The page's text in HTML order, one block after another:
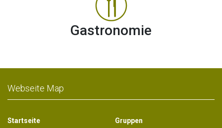
Gastronomie
Webseite Map
Startseite
Gruppen